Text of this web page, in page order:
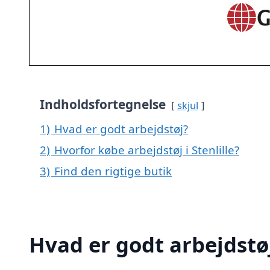
Indholdsfortegnelse skjul
1) Hvad er godt arbejdstøj?
2) Hvorfor købe arbejdstøj i Stenlille?
3) Find den rigtige butik
Hvad er godt